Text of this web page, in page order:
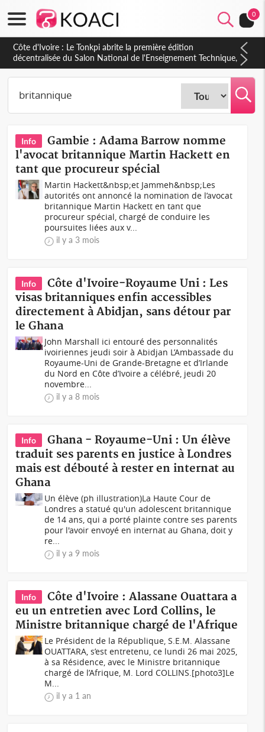
0
Côte d'Ivoire : PPA-CI, Gbagbo délègue une partie de ses
prérogatives de président à 05 cadres, vers sa retraite
politique ?
Info
Gambie : Adama Barrow nomme
l'avocat britannique Martin Hackett en
tant que procureur spécial
Martin Hackett&nbsp;et Jammeh&nbsp;Les
autorités ont annoncé la nomination de l’avocat
britannique Martin Hackett en tant que
procureur spécial, chargé de conduire les
poursuites liées aux v...
il y a 3 mois
Info
Côte d'Ivoire-Royaume Uni : Les
visas britanniques enfin accessibles
directement à Abidjan, sans détour par
le Ghana
John Marshall ici entouré des personnalités
ivoiriennes jeudi soir à Abidjan L’Ambassade du
Royaume-Uni de Grande-Bretagne et d’Irlande
du Nord en Côte d’Ivoire a célébré, jeudi 20
novembre...
il y a 8 mois
Info
Ghana - Royaume-Uni : Un élève
traduit ses parents en justice à Londres
mais est débouté à rester en internat au
Ghana
Un élève (ph illustration)La Haute Cour de
Londres a statué qu'un adolescent britannique
de 14 ans, qui a porté plainte contre ses parents
pour l'avoir envoyé en internat au Ghana, doit y
re...
il y a 9 mois
Info
Côte d'Ivoire : Alassane Ouattara a
eu un entretien avec Lord Collins, le
Ministre britannique chargé de l'Afrique
Le Président de la République, S.E.M. Alassane
OUATTARA, s’est entretenu, ce lundi 26 mai 2025,
à sa Résidence, avec le Ministre britannique
chargé de l’Afrique, M. Lord COLLINS.[photo3]Le
M...
il y a 1 an